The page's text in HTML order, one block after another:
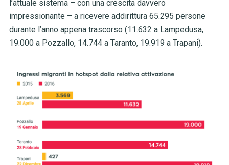
l’attuale sistema – con una crescita davvero
impressionante – a ricevere addirittura 65.295 persone
durante l’anno appena trascorso (11.632 a Lampedusa,
19.000 a Pozzallo, 14.744 a Taranto, 19.919 a Trapani).